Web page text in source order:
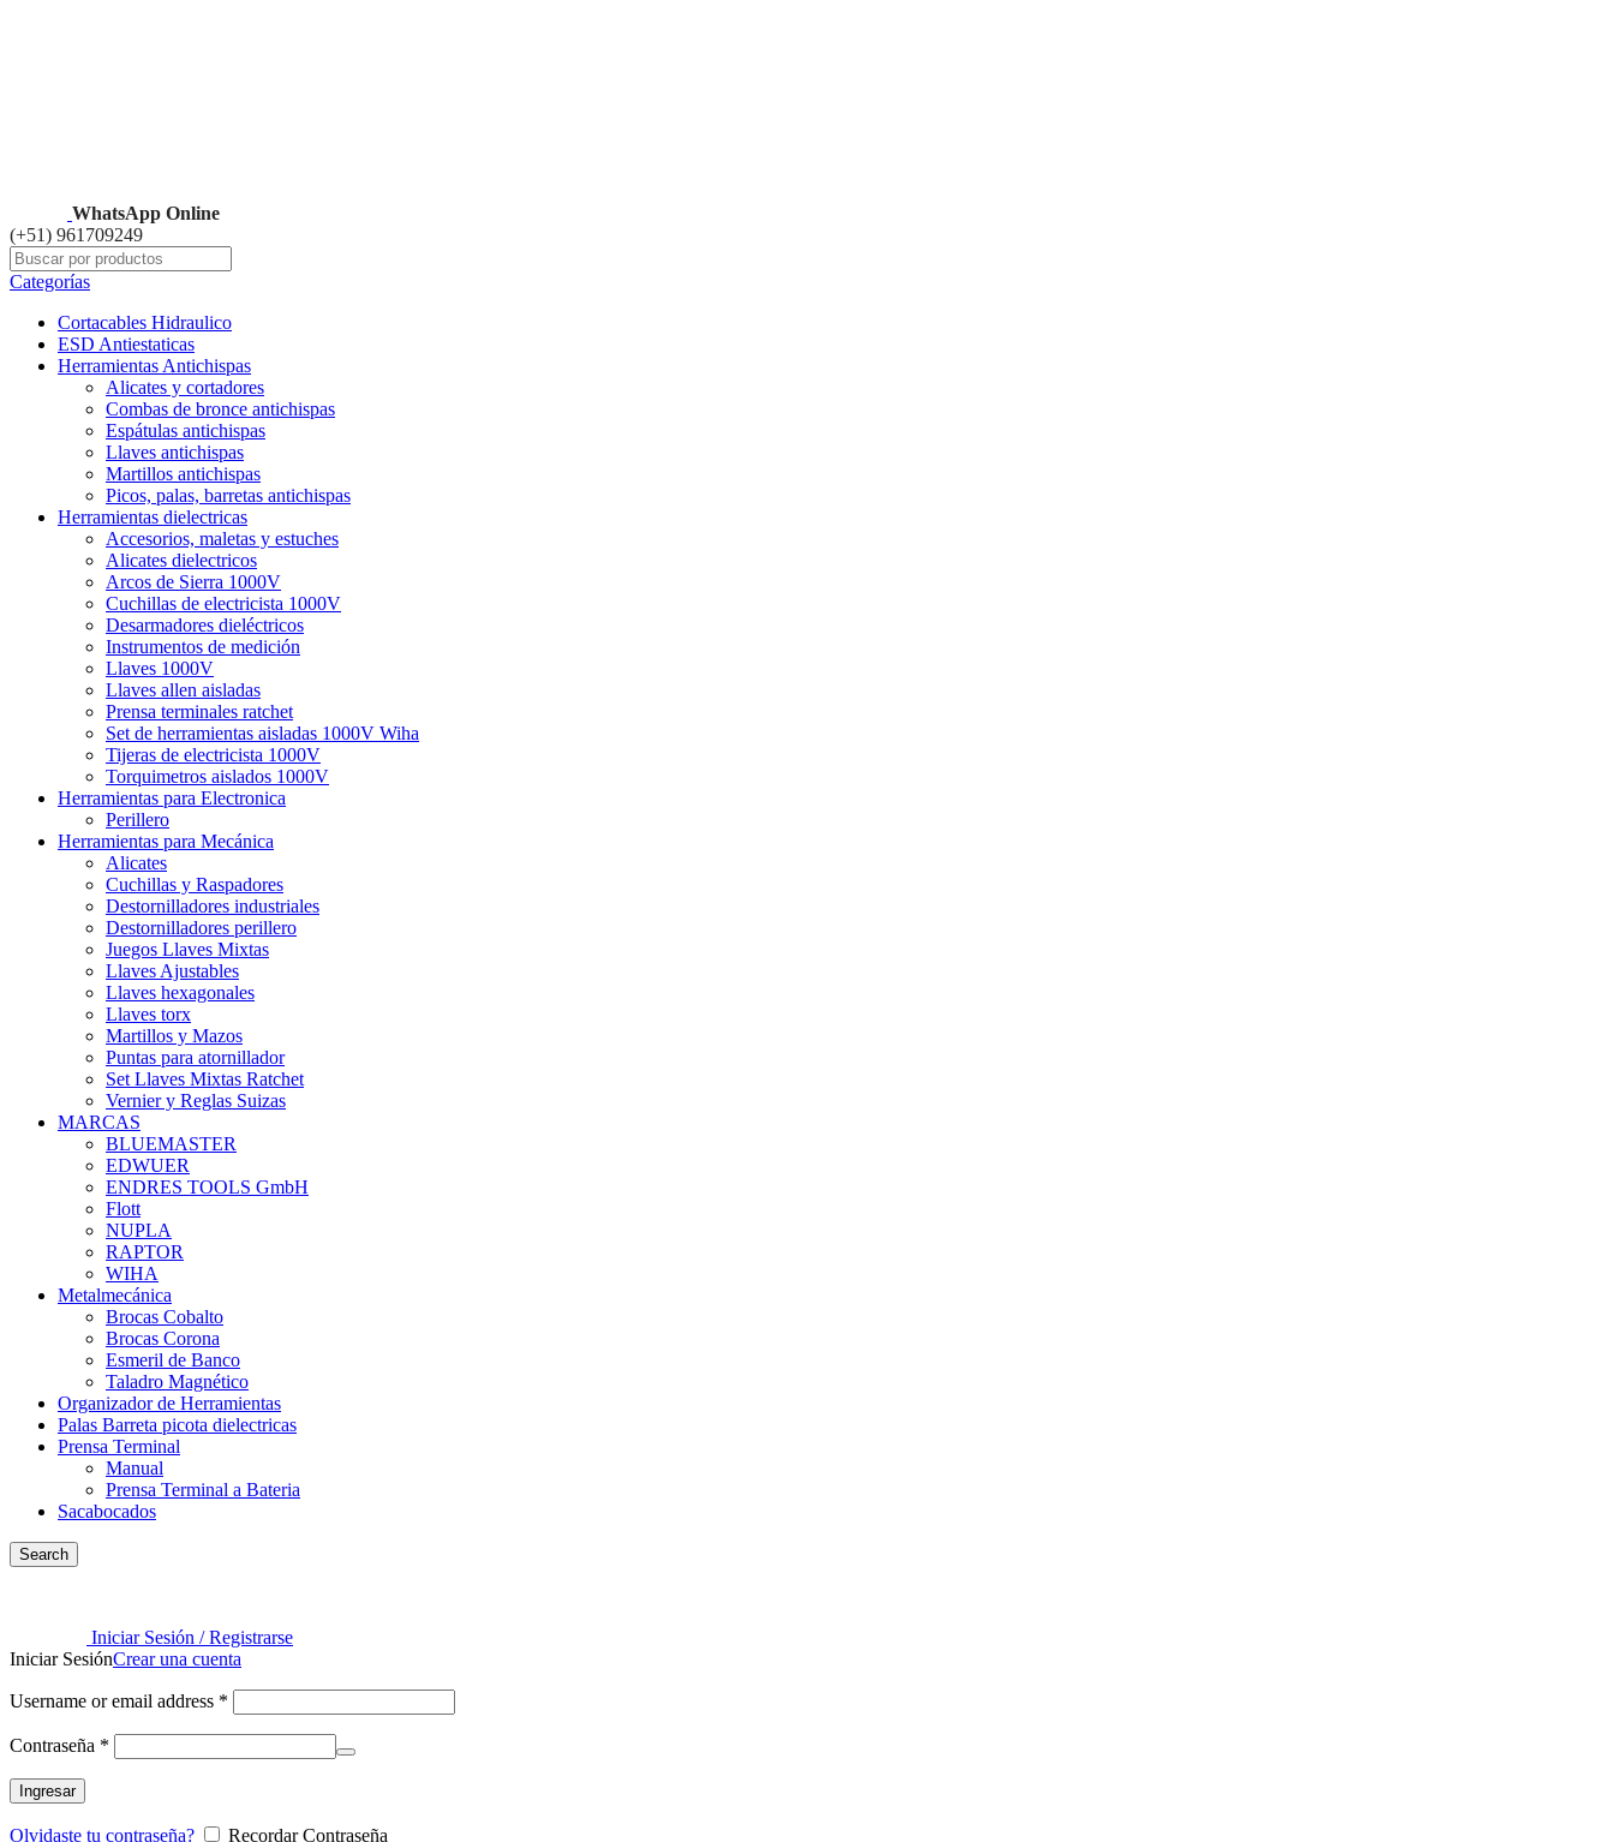
WhatsApp Online
(+51) 961709249
Categorías
Cortacables Hidraulico
ESD Antiestaticas
Herramientas Antichispas
Alicates y cortadores
Combas de bronce antichispas
Espátulas antichispas
Llaves antichispas
Martillos antichispas
Picos, palas, barretas antichispas
Herramientas dielectricas
Accesorios, maletas y estuches
Alicates dielectricos
Arcos de Sierra 1000V
Cuchillas de electricista 1000V
Desarmadores dieléctricos
Instrumentos de medición
Llaves 1000V
Llaves allen aisladas
Prensa terminales ratchet
Set de herramientas aisladas 1000V Wiha
Tijeras de electricista 1000V
Torquimetros aislados 1000V
Herramientas para Electronica
Perillero
Herramientas para Mecánica
Alicates
Cuchillas y Raspadores
Destornilladores industriales
Destornilladores perillero
Juegos Llaves Mixtas
Llaves Ajustables
Llaves hexagonales
Llaves torx
Martillos y Mazos
Puntas para atornillador
Set Llaves Mixtas Ratchet
Vernier y Reglas Suizas
MARCAS
BLUEMASTER
EDWUER
ENDRES TOOLS GmbH
Flott
NUPLA
RAPTOR
WIHA
Metalmecánica
Brocas Cobalto
Brocas Corona
Esmeril de Banco
Taladro Magnético
Organizador de Herramientas
Palas Barreta picota dielectricas
Prensa Terminal
Manual
Prensa Terminal a Bateria
Sacabocados
Search
Iniciar Sesión / Registrarse
Iniciar SesiónCrear una cuenta
Username or email address *
Contraseña *
Ingresar
Olvidaste tu contraseña? Recordar Contraseña